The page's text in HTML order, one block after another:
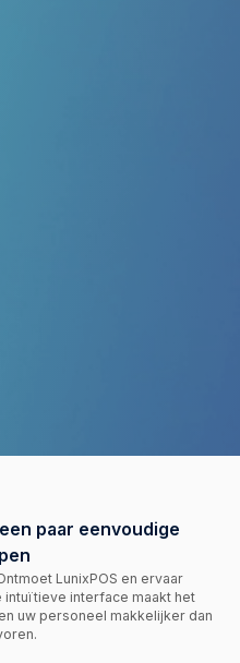
paar eenvoudige
LunixPOS en ervaar
intuïtieve interface maakt het
uw personeel makkelijker dan